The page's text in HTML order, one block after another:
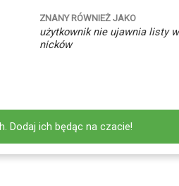
ZNANY RÓWNIEŻ JAKO
użytkownik nie ujawnia listy
nicków
Dodaj ich będąc na czacie!